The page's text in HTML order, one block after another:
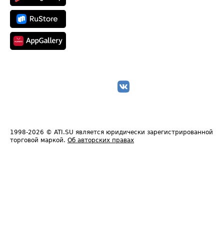
1998-2026 © ATI.SU является юридически зарегистрированной
торговой маркой. Об авторских правах